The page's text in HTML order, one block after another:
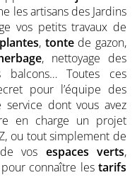
les artisans des Jardins
vos petits travaux de
plantes, tontede gazon,
, nettoyage des
Toutes ces
pour l’équipe des
service dont vous avez
en charge un projet
ou tout simplement de
de vos espaces verts,
pour connaître lestarifs